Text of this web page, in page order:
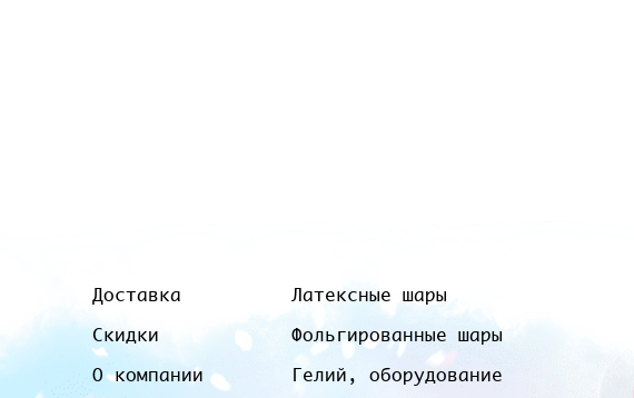
Доставка
Скидки
О компании
Латексные шары
Фольгированные шары
Гелий, оборудование